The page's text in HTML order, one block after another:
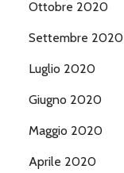
Ottobre 2020
Settembre 2020
Luglio 2020
Giugno 2020
Maggio 2020
Aprile 2020